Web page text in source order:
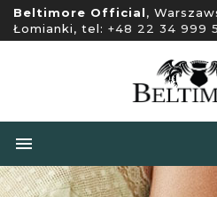
Beltimore Official,
Łomianki, tel: +48 22 34 999
